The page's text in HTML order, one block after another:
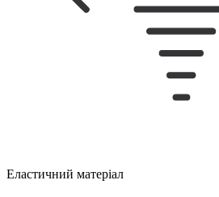
Еластичний матеріал